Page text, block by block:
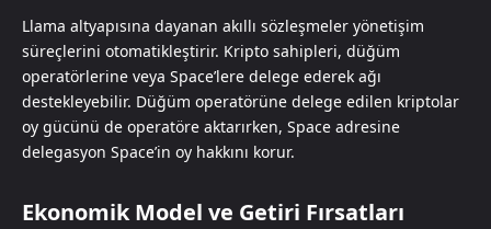
Llama altyapısına dayanan akıllı sözleşmeler yönetişim
süreçlerini otomatikleştirir. Kripto sahipleri, düğüm
operatörlerine veya Space’lere delege ederek ağı
destekleyebilir. Düğüm operatörüne delege edilen kriptolar
oy gücünü de operatöre aktarırken, Space adresine
delegasyon Space’in oy hakkını korur.
Ekonomik Model ve Getiri Fırsatları